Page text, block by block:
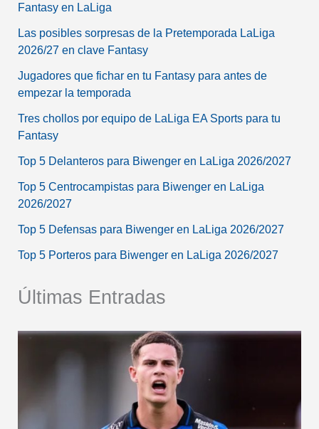
Fantasy en LaLiga
Las posibles sorpresas de la Pretemporada LaLiga
2026/27 en clave Fantasy
Jugadores que fichar en tu Fantasy para antes de
empezar la temporada
Tres chollos por equipo de LaLiga EA Sports para tu
Fantasy
Top 5 Delanteros para Biwenger en LaLiga 2026/2027
Top 5 Centrocampistas para Biwenger en LaLiga
2026/2027
Top 5 Defensas para Biwenger en LaLiga 2026/2027
Top 5 Porteros para Biwenger en LaLiga 2026/2027
Últimas Entradas